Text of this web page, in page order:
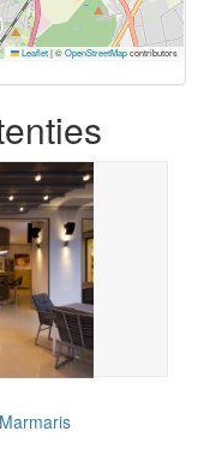
Leaflet|©OpenStreetMapcontributors